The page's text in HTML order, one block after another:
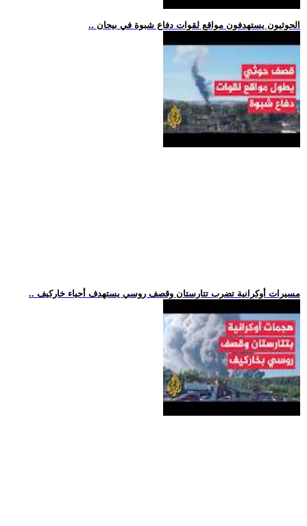
.. الحوثيون يستهدفون مواقع لقوات دفاع شبوة في بيحان
.. مسيرات أوكرانية تضرب تتارستان وقصف روسي يستهدف أحياء خاركيف